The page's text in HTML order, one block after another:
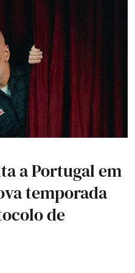
a Portugal em
temporada
de